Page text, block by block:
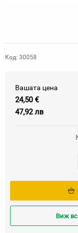
Код: 30058
Вашата цена
24,50 €
47,92 лв
Виж